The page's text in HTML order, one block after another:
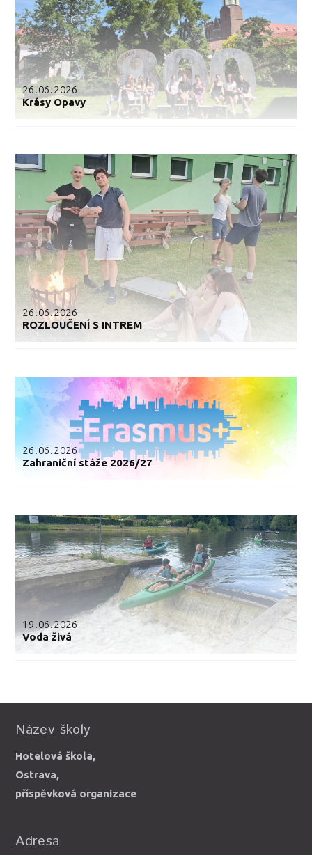
26.06.2026
Krásy Opavy
26.06.2026
ROZLOUČENÍ S INTREM
26.06.2026
Zahraniční stáže 2026/27
19.06.2026
Voda živá
Název školy
Hotelová škola,
Ostrava,
příspěvková organizace
Adresa